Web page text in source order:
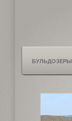
БУЛЬДОЗЕРЫ